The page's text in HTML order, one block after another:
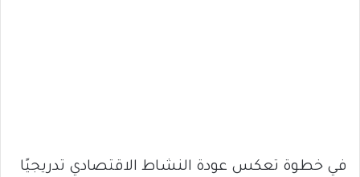
في خطوة تعكس عودة النشاط الاقتصادي تدريجيًا